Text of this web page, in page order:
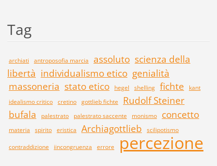
Tag
archiati antroposofia marcia assoluto scienza della
libertà individualismo etico genialità
massoneria stato etico hegel shelling fichte
kant
idealismo critico cretino gottlieb fichte
Rudolf Steiner
bufala
palestrato palestrato saccente monismo concetto
materia spirito eristica Archiagottlieb scilipotismo
contraddizione iincongruenza errore percezione